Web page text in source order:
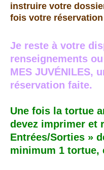
instruire votre
fois votre
Je reste à votre
renseignements
MES JUVÉNILES,
réservation faite.
Une fois la tortue
devez imprimer et
Entrées/Sorties »
minimum 1 tortue,